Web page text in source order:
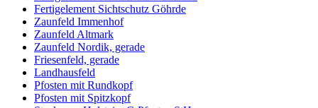
Fertigelement Sichtschutz Göhrde
Zaunfeld Immenhof
Zaunfeld Altmark
Zaunfeld Nordik, gerade
Friesenfeld, gerade
Landhausfeld
Pfosten mit Rundkopf
Pfosten mit Spitzkopf